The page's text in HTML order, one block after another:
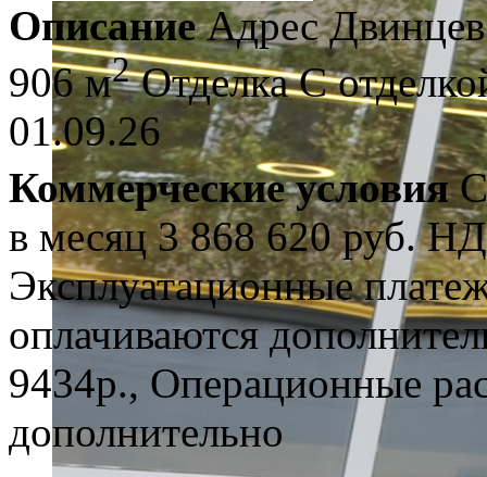
Описание Адрес
906 м2 Отделка С
01.09.26
Коммерческие условия
в месяц 3 868 620 руб.
Эксплуатационные
оплачиваются
9434р., Операционные
дополнительно